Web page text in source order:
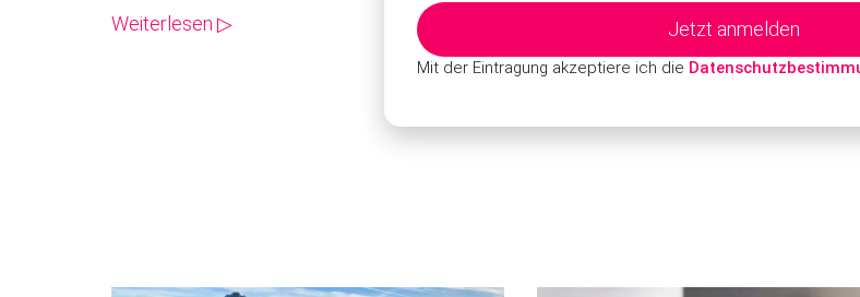
Weiterlesen ▷
Mit der Eintragung akzeptiere ich die